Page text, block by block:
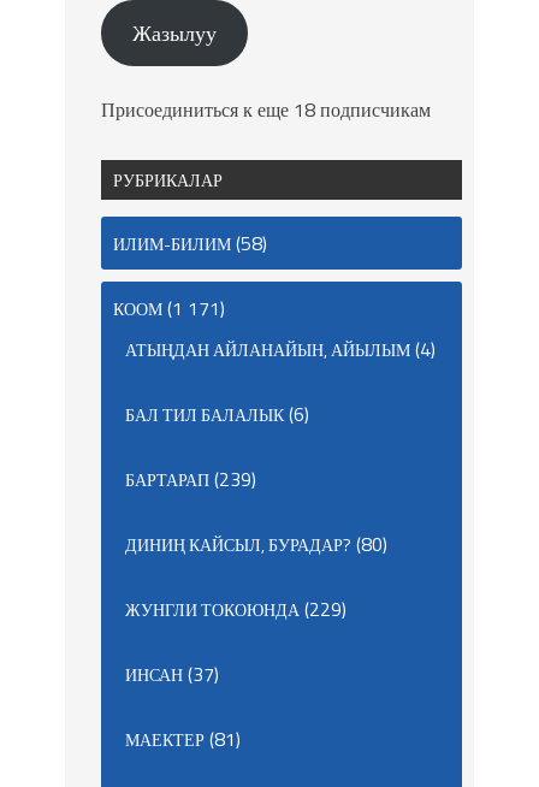
Жазылуу
Присоединиться к еще 18 подписчикам
РУБРИКАЛАР
ИЛИМ-БИЛИМ(58)
КООМ(1 171)
АТЫҢДАН АЙЛАНАЙЫН, АЙЫЛЫМ(4)
БАЛ ТИЛ БАЛАЛЫК(6)
БАРТАРАП(239)
ДИНИҢ КАЙСЫЛ, БУРАДАР? (80)
ЖУНГЛИ ТОКОЮНДА(229)
ИНСАН(37)
МАЕКТЕР(81)